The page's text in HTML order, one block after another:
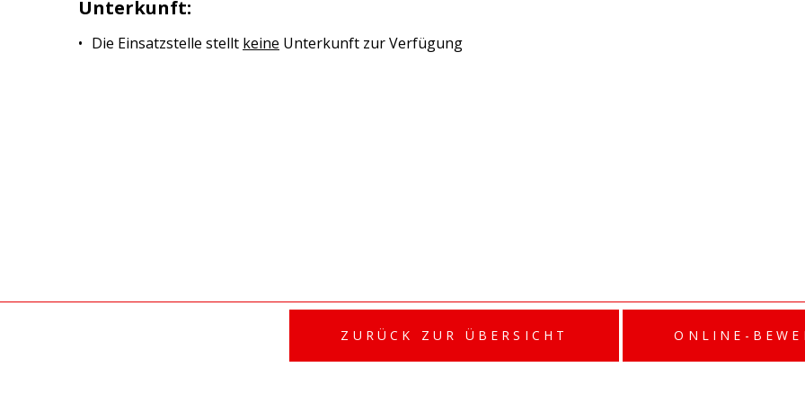
Unterkunft:
Die Einsatzstelle stellt keine Unterkunft zur Verfügung
IMPRESSUM |DATENSCHUTZERKLÄRUNG
ZURÜCK ZUR ÜBERSICHT ONLINE-